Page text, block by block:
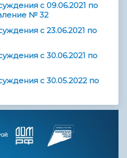
с 09.06.2021 по
№ 32
с 23.06.2021 по
с 30.06.2021 по
с 30.05.2022 по